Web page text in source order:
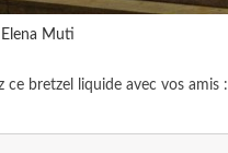
Muti
ce bretzel liquide avec vos amis :